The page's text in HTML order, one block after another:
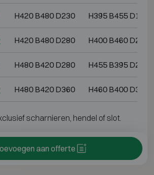
H420 B480 D230 H395 B455 D180
H420 B480 D280 H400 B460 D230
H480 B420 D280 H455 B395 D230
H480 B420 D360 H460 B400 D310
scharnieren, hendel of slot.
aan offerte